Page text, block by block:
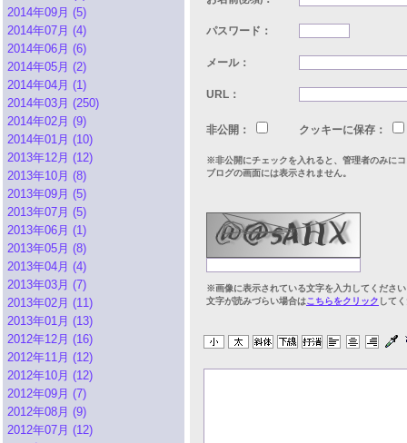
2014年09月 (5)
2014年07月 (4)
2014年06月 (6)
2014年05月 (2)
2014年04月 (1)
2014年03月 (250)
2014年02月 (9)
2014年01月 (10)
2013年12月 (12)
2013年10月 (8)
2013年09月 (5)
2013年07月 (5)
2013年06月 (1)
2013年05月 (8)
2013年04月 (4)
2013年03月 (7)
2013年02月 (11)
2013年01月 (13)
2012年12月 (16)
2012年11月 (12)
2012年10月 (12)
2012年09月 (7)
2012年08月 (9)
2012年07月 (12)
パスワード：
メール：
URL：
非公開： クッキーに保存：
※非公開にチェックを入れると、管理者のみに
ブログの画面には表示されません。
※画像に表示されている文字を入力してくださ
文字が読みづらい場合はこちらをクリック して